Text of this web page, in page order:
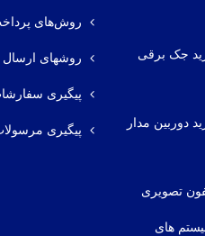
جک برقی
دوربین مدار
تصویری
های
روش‌های
روشهای ارسال
پیگیری
پیگیری